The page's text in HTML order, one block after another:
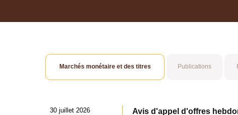
Marchés monétaire et des titres Publications
30 juillet 2026
Avis d'appel d'offres